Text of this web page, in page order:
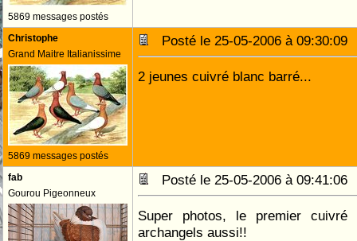
5869 messages postés
Christophe
Grand Maitre Italianissime
5869 messages postés
Posté le 25-05-2006 à
2 jeunes cuivré blanc barré...
fab
Gourou Pigeonneux
Posté le 25-05-2006 à
Super photos, le premier
archangels aussi!!